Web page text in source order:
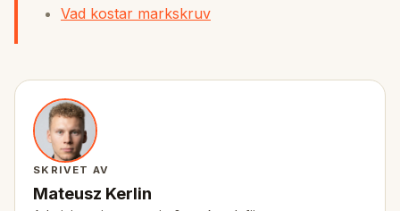
Vad kostar markskruv
SKRIVET AV
Mateusz Kerlin